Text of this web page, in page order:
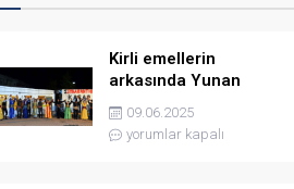
Kirli emellerin
arkasında Yunan
istihbaratı var
09.06.2025
yorumlar kapalı